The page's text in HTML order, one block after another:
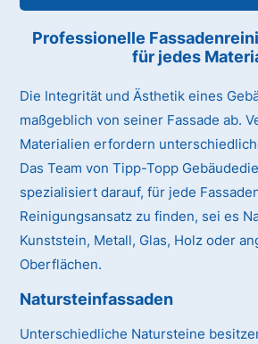
Professionelle
für jedes
Die Integrität und Ästhetik eines
maßgeblich von seiner Fassade ab.
Materialien erfordern
Das Team von Tipp-Topp
spezialisiert darauf, für jede
Reinigungsansatz zu finden, sei es
Kunststein, Metall, Glas, Holz oder
Oberflächen.
Natursteinfassaden
Unterschiedliche Natursteine